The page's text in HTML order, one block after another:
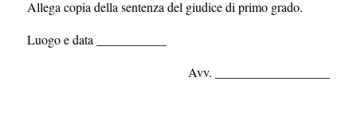
Allega copia della sentenza del giudice di primo grado.
Luogo e data ___________
Avv. __________________